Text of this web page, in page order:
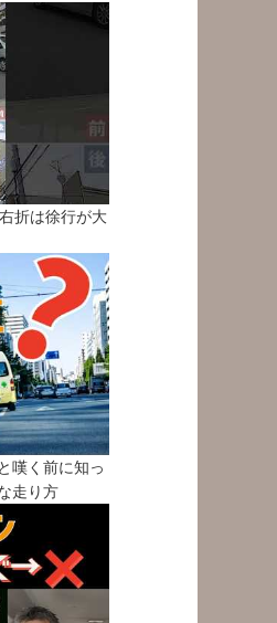
右折は徐行が大
嘆く前に知っ
走り方